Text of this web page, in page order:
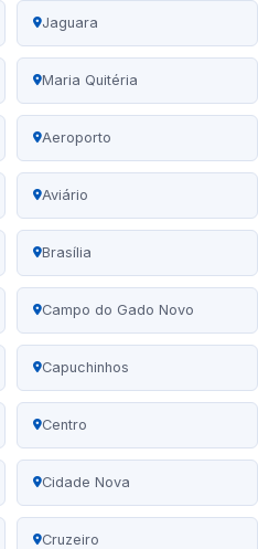
Jaguara
Maria Quitéria
Aeroporto
Aviário
Brasília
Campo do Gado Novo
Capuchinhos
Centro
Cidade Nova
Cruzeiro